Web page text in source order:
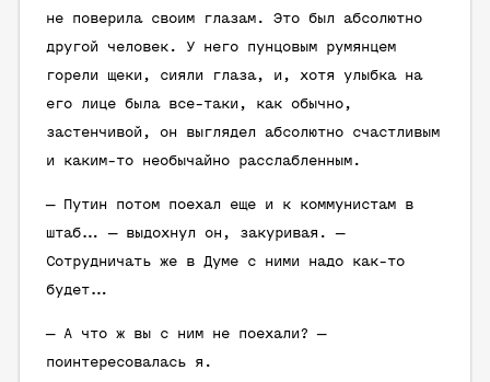
не поверила своим глазам. Это был абсолютно
другой человек. У него пунцовым румянцем
горели щеки, сияли глаза, и, хотя улыбка на
его лице была все-таки, как обычно,
застенчивой, он выглядел абсолютно счастливым
и каким-то необычайно расслабленным.
— Путин потом поехал еще и к коммунистам в
штаб… — выдохнул он, закуривая. —
Сотрудничать же в Думе с ними надо как-то
будет…
— А что ж вы с ним не поехали? —
поинтересовалась я.